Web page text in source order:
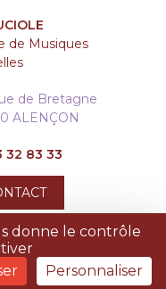
de Musiques
de Bretagne
ALENÇON
32 83 33
DU SITE| TREIZE
donne le contrôle
Personnaliser